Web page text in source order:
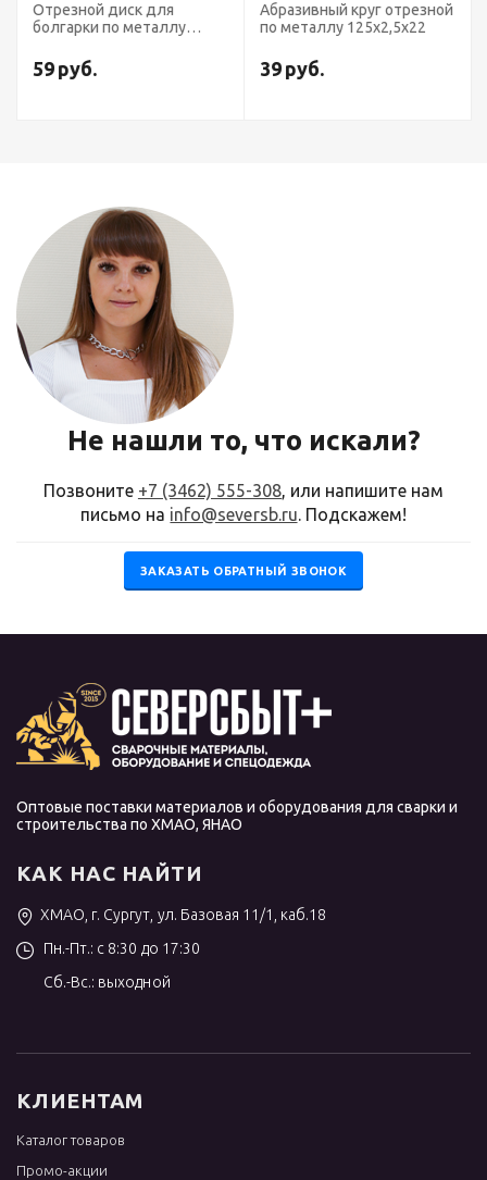
Отрезной диск для
болгарки по металлу
59 руб.
Абразивный круг отрезной
по металлу 125х2,5х22
39 руб.
Не нашли то, что искали?
Позвоните +7 (3462) 555-308, или напишите нам
письмо на info@seversb.ru. Подскажем!
ЗАКАЗАТЬ ОБРАТНЫЙ ЗВОНОК
Оптовые поставки материалов и оборудования для сварки и
строительства по ХМАО, ЯНАО
КАК НАС НАЙТИ
ХМАО, г. Сургут, ул. Базовая 11/1, каб.18
Пн.-Пт.: с 8:30 до 17:30
Сб.-Вс.: выходной
КЛИЕНТАМ
Каталог товаров
Промо-акции